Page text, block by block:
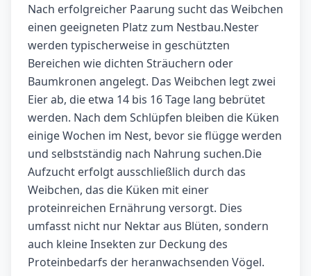
Nach erfolgreicher Paarung sucht das Weibchen
einen geeigneten Platz zum Nestbau.Nester
werden typischerweise in geschützten
Bereichen wie dichten Sträuchern oder
Baumkronen angelegt. Das Weibchen legt zwei
Eier ab, die etwa 14 bis 16 Tage lang bebrütet
werden. Nach dem Schlüpfen bleiben die Küken
einige Wochen im Nest, bevor sie flügge werden
und selbstständig nach Nahrung suchen.Die
Aufzucht erfolgt ausschließlich durch das
Weibchen, das die Küken mit einer
proteinreichen Ernährung versorgt. Dies
umfasst nicht nur Nektar aus Blüten, sondern
auch kleine Insekten zur Deckung des
Proteinbedarfs der heranwachsenden Vögel.